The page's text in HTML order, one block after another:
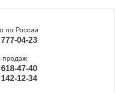
по России
04-23
продаж
47-40
12-34